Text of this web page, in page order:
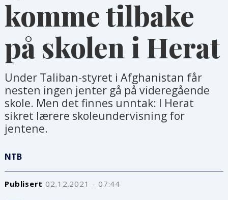
komme tilbake
på skolen i Herat
Under Taliban-styret i Afghanistan får
nesten ingen jenter gå på videregående
skole. Men det finnes unntak: I Herat
sikret lærere skoleundervisning for
jentene.
NTB
Publisert 02.12.2021 - 07:44